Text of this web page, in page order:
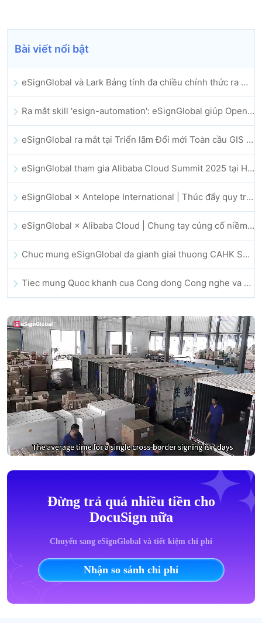
Bài viết nổi bật
eSignGlobal và Lark Bảng tính đa chiều chính thức ra mắt: Tự động hóa toàn bộ quy trình ký kết và lưu trữ hợp đồng điện tử
Ra mắt skill 'esign-automation': eSignGlobal giúp OpenClaw triển khai chữ ký điện tử tự động
eSignGlobal ra mắt tại Triển lãm Đổi mới Toàn cầu GIS 2025
eSignGlobal tham gia Alibaba Cloud Summit 2025 tại Hong Kong, thúc đẩy đổi mới đám mây do AI dẫn dắt và niềm tin số
eSignGlobal × Antelope International | Thúc đẩy quy trình làm việc số an toàn và vận hành bởi AI
eSignGlobal × Alibaba Cloud | Chung tay củng cố niềm tin số toàn cầu cho lĩnh vực fintech
Chuc mung eSignGlobal da gianh giai thuong CAHK STAR Award 2025
Tiec mung Quoc khanh cua Cong dong Cong nghe va Doi moi sang tao Hong Kong
Đừng trả quá nhiều tiền cho
DocuSign nữa
Chuyển sang eSignGlobal và tiết kiệm chi phí
Nhận so sánh chi phí